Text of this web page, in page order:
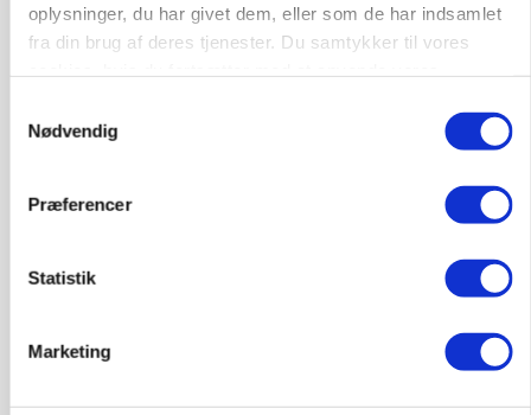
oplysninger, du har givet dem, eller som de har indsamlet
fra din brug af deres tjenester. Du samtykker til vores
Nødvendig
Præferencer
Statistik
Marketing
Før såmaskinen kører: Her er efterårets største
skadedyrsrisici